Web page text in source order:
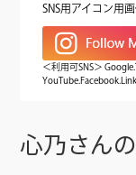
SNS用アイコン用
＜利用可SNS＞
心乃さん